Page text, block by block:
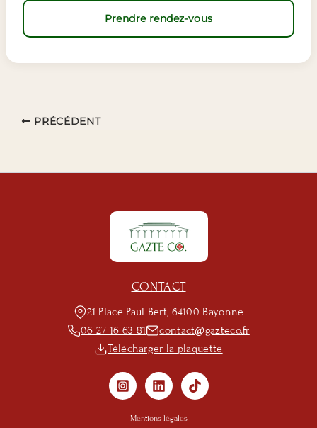
Prendre rendez-vous
PRÉCÉDENT
CONTACT
21 Place Paul Bert, 64100 Bayonne
06 27 16 63 81
contact@gazteco.fr
Télécharger la plaquette
Mentions légales